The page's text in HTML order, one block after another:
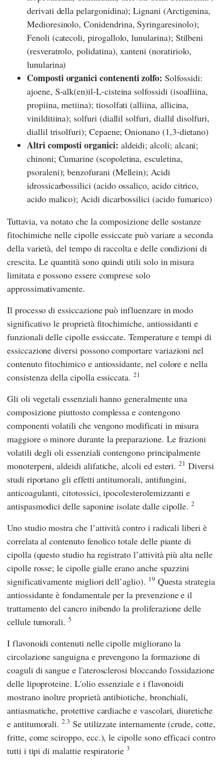
derivati della pelargonidina); Lignani (Arctigenina,
Medioresinolo, Conidendrina, Syringaresinolo);
Fenoli (catecoli, pirogallolo, lunularina); Stilbeni
(resveratrolo, polidatina), xanteni (noratiriolo,
lunularina)
Composti organici contenenti zolfo: Solfossidi:
ajoene, S-alk(en)il-L-cisteina solfossidi (isoalliina,
propiina, metiina); tiosolfati (alliina, allicina,
vinilditiina); solfuri (diallil solfuri, diallil disolfuri,
diallil trisolfuri); Cepaene; Onionano (1,3-dietano)
Altri composti organici: aldeidi; alcoli; alcani;
chinoni; Cumarine (scopoletina, esculetina,
psoraleni); benzofurani (Mellein); Acidi
idrossicarbossilici (acido ossalico, acido citrico,
acido malico); Acidi dicarbossilici (acido fumarico)
Tuttavia, va notato che la composizione delle sostanze
fitochimiche nelle cipolle essiccate può variare a seconda
della varietà, del tempo di raccolta e delle condizioni di
crescita. Le quantità sono quindi utili solo in misura
limitata e possono essere comprese solo
approssimativamente.
Il processo di essiccazione può influenzare in modo
significativo le proprietà fitochimiche, antiossidanti e
funzionali delle cipolle essiccate. Temperature e tempi di
essiccazione diversi possono comportare variazioni nel
contenuto fitochimico e antiossidante, nel colore e nella
consistenza della cipolla essiccata.21
Gli oli vegetali essenziali hanno generalmente una
composizione piuttosto complessa e contengono
componenti volatili che vengono modificati in misura
maggiore o minore durante la preparazione. Le frazioni
volatili degli oli essenziali contengono principalmente
monoterpeni, aldeidi alifatiche, alcoli ed esteri.21 Diversi
studi riportano gli effetti antitumorali, antifungini,
anticoagulanti, citotossici, ipocolesterolemizzanti e
antispasmodici delle saponine isolate dalle cipolle.2
Uno studio mostra che l’attività contro i radicali liberi è
correlata al contenuto fenolico totale delle piante di
cipolla (questo studio ha registrato l’attività più alta nelle
cipolle rosse; le cipolle gialle erano anche spazzini
significativamente migliori dell’aglio). 19 Questa strategia
antiossidante è fondamentale per la prevenzione e il
trattamento del cancro inibendo la proliferazione delle
cellule tumorali.5
I flavonoidi contenuti nelle cipolle migliorano la
circolazione sanguigna e prevengono la formazione di
coaguli di sangue e l'aterosclerosi bloccando l'ossidazione
delle lipoproteine. L'olio essenziale e i flavonoidi
mostrano inoltre proprietà antibiotiche, bronchiali,
antiasmatiche, protettive cardiache e vascolari, diuretiche
e antitumorali.2.3 Se utilizzate internamente (crude, cotte,
fritte, come sciroppo, ecc.), le cipolle sono efficaci contro
tutti i tipi di malattie respiratorie 3